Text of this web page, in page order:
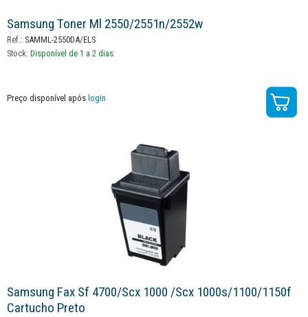
Samsung Toner Ml 2550/2551n/2552w
Ref.: SAMML-2550DA/ELS
Stock: Disponível de 1 a 2 dias
Preço disponível após login
Samsung Fax Sf 4700/scx 1000 /scx 1000s/1100/1150f
Cartucho Preto